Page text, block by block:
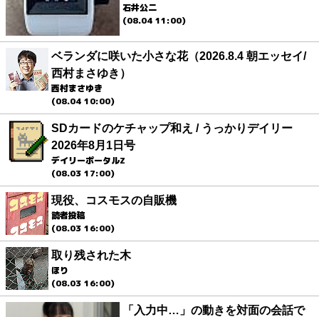
石井公二
(08.04 11:00)
ベランダに咲いた小さな花（2026.8.4 朝エッセイ/
西村まさゆき）
西村まさゆき
(08.04 10:00)
SDカードのケチャップ和え / うっかりデイリー
2026年8月1日号
デイリーポータルZ
(08.03 17:00)
現役、コスモスの自販機
読者投稿
(08.03 16:00)
取り残された木
ほり
(08.03 16:00)
「入力中…」の動きを対面の会話で